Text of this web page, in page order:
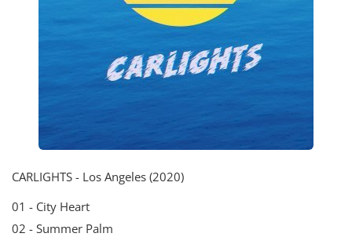
CARLIGHTS - Los Angeles (2020)
01 - City Heart
02 - Summer Palm